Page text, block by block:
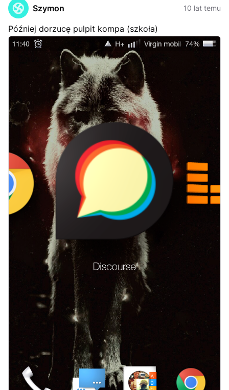
Szymon 10 lat temu
Później dorzucę pulpit kompa (szkoła)